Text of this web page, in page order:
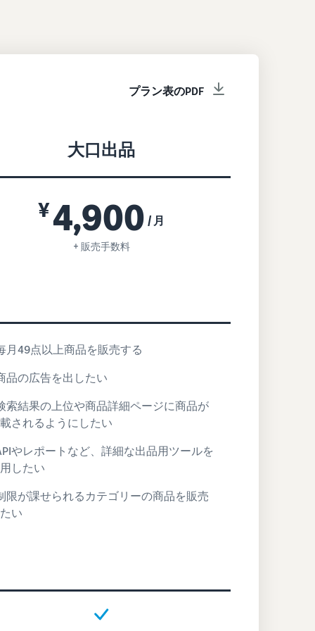
プラン表のPDF
大口出品
¥4,900 / 月
+ 販売手数料
月49点以上商品を販売する
品の広告を出したい
索結果の上位や商品詳細ページに商品が
されるようにしたい
やレポートなど、詳細な出品用ツールを
したい
限が課せられるカテゴリーの商品を販売
い